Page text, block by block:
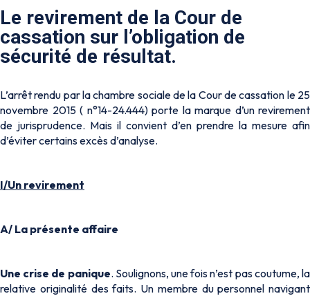
Le revirement de la Cour de
cassation sur l’obligation de
sécurité de résultat.
L’arrêt rendu par la chambre sociale de la Cour de cassation le 25
novembre 2015 ( n°14-24.444) porte la marque d’un revirement
de jurisprudence. Mais il convient d’en prendre la mesure afin
d’éviter certains excès d’analyse.
I/Un revirement
A/ La présente affaire
Une crise de panique. Soulignons, une fois n’est pas coutume, la
relative originalité des faits. Un membre du personnel navigant